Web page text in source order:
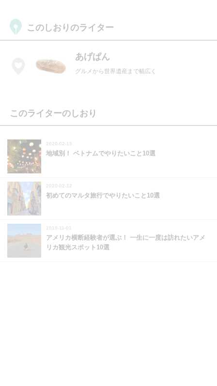
このしおりのライター
あげぱん
グルメから世界遺産まで幅広く
このライターのしおり
2020-02-15
地域別！ ベトナムでやりたいこと10選
2020-02-12
初めてのマルタ旅行でやりたいこと10選
2019-11-01
アメリカ横断経験者が選ぶ！ 一生に一度は訪れたいアメ
リカ観光スポット10選